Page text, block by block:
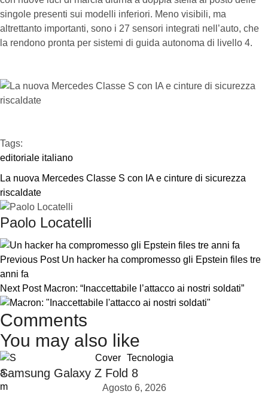
singole presenti sui modelli inferiori. Meno visibili, ma
altrettanto importanti, sono i 27 sensori integrati nell’auto, che
la rendono pronta per sistemi di guida autonoma di livello 4.
Tags:
editoriale italiano
La nuova Mercedes Classe S con IA e cinture di sicurezza
riscaldate
Paolo Locatelli
Previous Post Un hacker ha compromesso gli Epstein files tre
anni fa
Next Post Macron: “Inaccettabile l’attacco ai nostri soldati”
Comments
You may also like
Cover Tecnologia
Samsung Galaxy Z Fold 8
Agosto 6, 2026